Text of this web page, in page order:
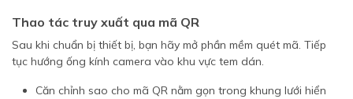
Thao tác truy xuất qua mã QR
Sau khi chuẩn bị thiết bị, bạn hãy mở phần mềm quét mã. Tiếp
tục hướng ống kính camera vào khu vực tem dán.
Căn chỉnh sao cho mã QR nằm gọn trong khung lưới hiển